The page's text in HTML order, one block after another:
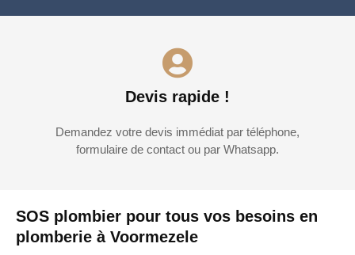
SOS plombier pour tous vos besoins en
plomberie à Voormezele
Devis rapide !
Demandez votre devis immédiat par téléphone,
formulaire de contact ou par Whatsapp.